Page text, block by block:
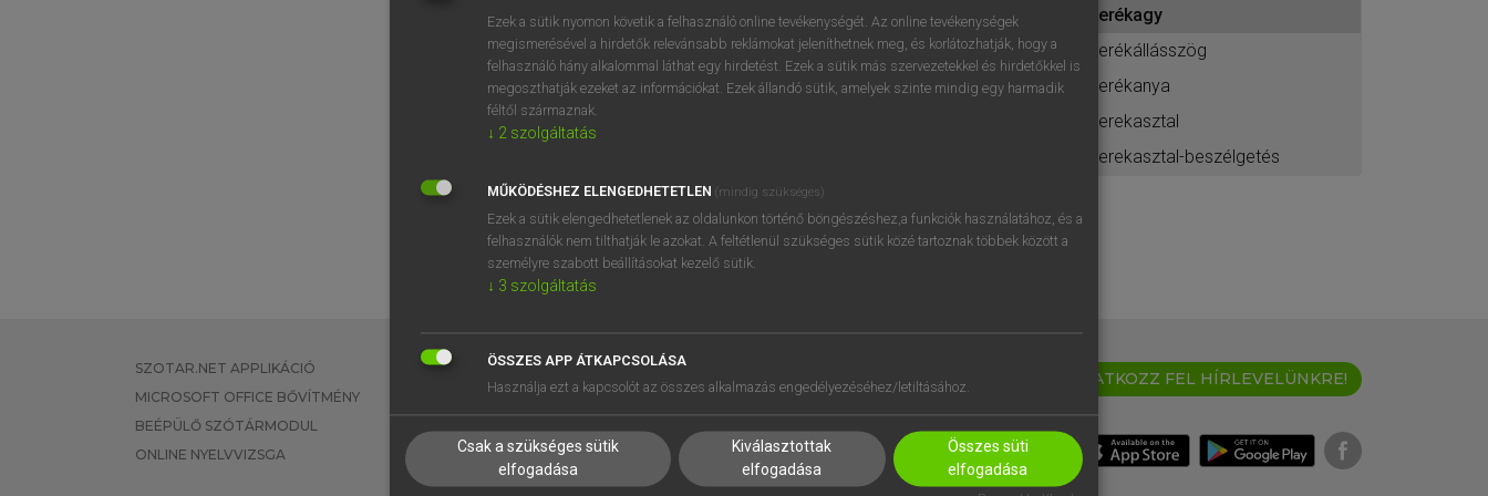
BELÉPÉS
próbaverziójának elindításához
regisztrálok ésbelépek.
REGISZTRÁCIÓ
kerékagy
kerékállásszög
kerékanya
kerekasztal
kerekasztal-beszélgetés
SZOTAR.NET APPLIKÁCIÓ
MICROSOFT OFFICE BŐVÍTMÉNY
BEÉPÜLŐ SZÓTÁRMODUL
ONLINE NYELVVIZSGA
EGYÉNI FELHASZNÁLÓKNAK
TANULÓKNAK
VÁLLALATI MEGOLDÁSOK
SÚGÓ
RÓLUNK
SÜTI BEÁLLÍTÁSOK
IRATKOZZ FEL HÍRLEVELÜNKRE!
Ezek a sütik nyomon követik a felhasználó online tevékenységét. Az online tevékenységek
megismerésével a hirdetők relevánsabb reklámokat jeleníthetnek meg, és korlátozhatják, hogy a
felhasználó hány alkalommal láthat egy hirdetést. Ezek a sütik más szervezetekkel és hirdetőkkel is
megoszthatják ezeket az információkat. Ezek állandó sütik, amelyek szinte mindig egy harmadik
féltől származnak.
↓ 2 szolgáltatás
MŰKÖDÉSHEZ ELENGEDHETETLEN (mindig szükséges)
Ezek a sütik elengedhetetlenek az oldalunkon történő böngészéshez,a funkciók használatához, és a
felhasználók nem tilthatják le azokat. A feltétlenül szükséges sütik közé tartoznak többek között a
személyre szabott beállításokat kezelő sütik.
↓ 3 szolgáltatás
ÖSSZES APP ÁTKAPCSOLÁSA
Használja ezt a kapcsolót az összes alkalmazás engedélyezéséhez/letiltásához.
Csak a szükséges sütik
elfogadása
Kiválasztottak
elfogadása
Összes süti
elfogadása